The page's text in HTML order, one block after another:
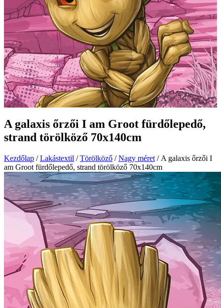
A galaxis őrzői I am Groot fürdőlepedő,
strand törölköző 70x140cm
Kezdőlap /Lakástextil /Törölköző /Nagy méret / A galaxis őrzői I
am Groot fürdőlepedő, strand törölköző 70x140cm